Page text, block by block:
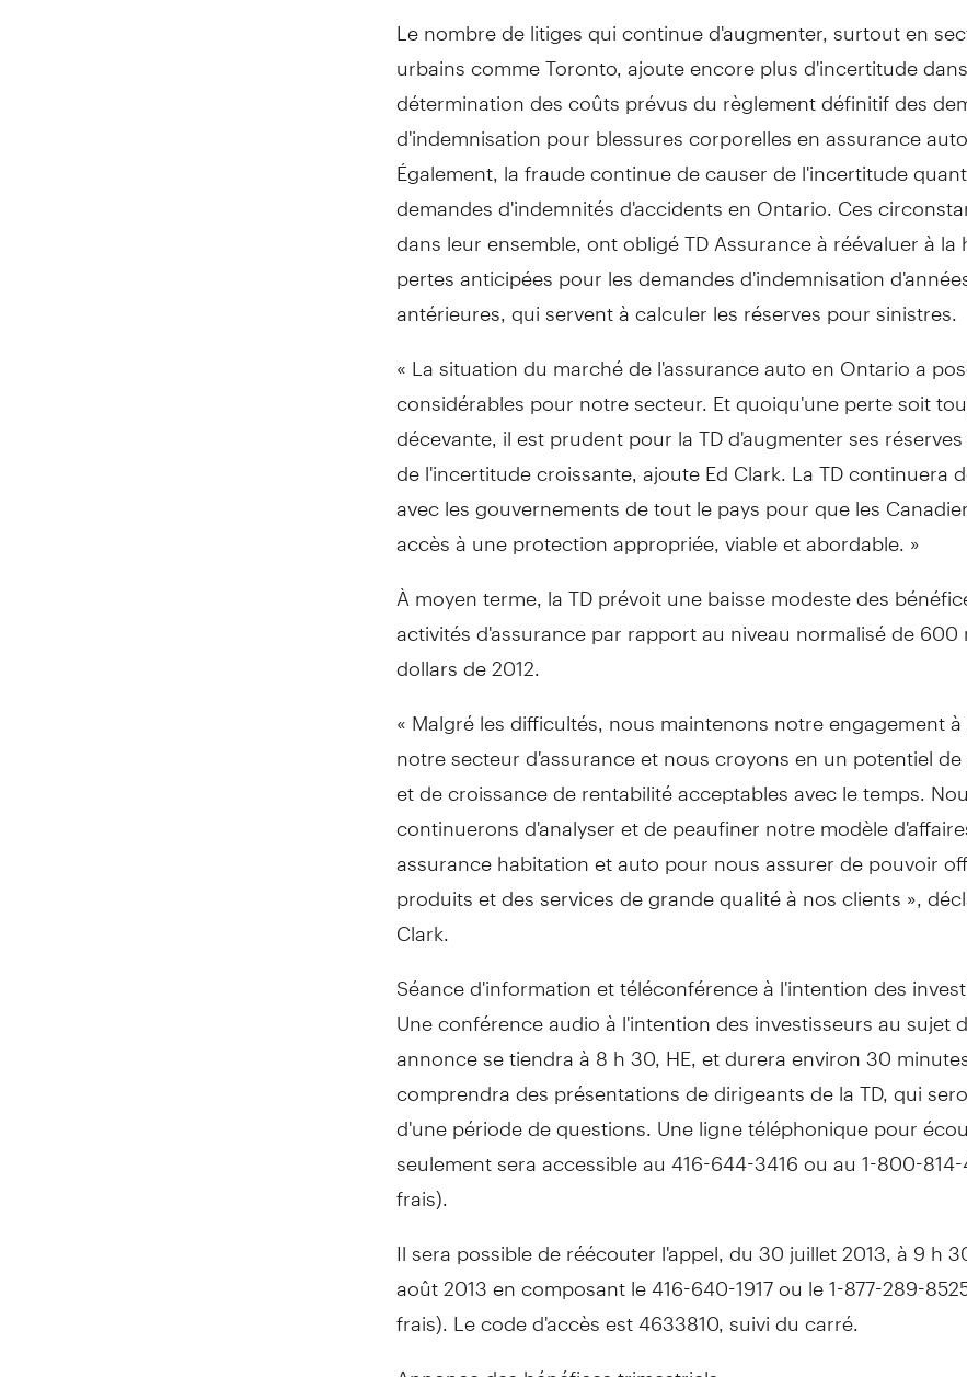
Le nombre de litiges qui continue d'augmenter, surtout en
urbains comme Toronto, ajoute encore plus d'incertitude
détermination des coûts prévus du règlement définitif des
d'indemnisation pour blessures corporelles en assurance auto.
Également, la fraude continue de causer de l'incertitude
demandes d'indemnités d'accidents en Ontario. Ces
dans leur ensemble, ont obligé TD Assurance à réévaluer à la
pertes anticipées pour les demandes d'indemnisation
antérieures, qui servent à calculer les réserves pour sinistres.
« La situation du marché de l'assurance auto en Ontario a
considérables pour notre secteur. Et quoiqu'une perte soit
décevante, il est prudent pour la TD d'augmenter ses
de l'incertitude croissante, ajoute Ed Clark. La TD continuera
avec les gouvernements de tout le pays pour que les
accès à une protection appropriée, viable et abordable. »
À moyen terme, la TD prévoit une baisse modeste des
activités d'assurance par rapport au niveau normalisé de
dollars de 2012.
« Malgré les difficultés, nous maintenons notre engagement
notre secteur d'assurance et nous croyons en un potentiel
et de croissance de rentabilité acceptables avec le temps.
continuerons d'analyser et de peaufiner notre modèle
assurance habitation et auto pour nous assurer de pouvoir
produits et des services de grande qualité à nos clients »,
Clark.
Séance d'information et téléconférence à l'intention des
Une conférence audio à l'intention des investisseurs au sujet
annonce se tiendra à 8 h 30, HE, et durera environ 30
comprendra des présentations de dirigeants de la TD, qui
d'une période de questions. Une ligne téléphonique pour
seulement sera accessible au 416-644-3416 ou au 1-800-
frais).
Il sera possible de réécouter l'appel, du 30 juillet 2013, à 9 h
août 2013 en composant le 416-640-1917 ou le 1-877-289-
frais). Le code d'accès est 4633810, suivi du carré.